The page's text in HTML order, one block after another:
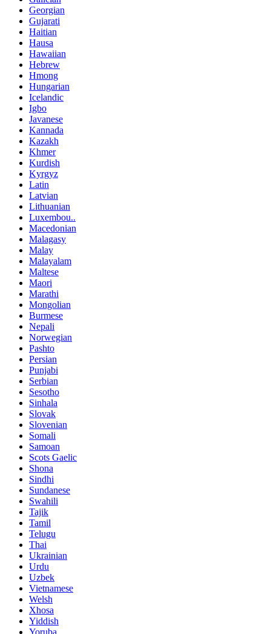
Georgian
Gujarati
Haitian
Hausa
Hawaiian
Hebrew
Hmong
Hungarian
Icelandic
Igbo
Javanese
Kannada
Kazakh
Khmer
Kurdish
Kyrgyz
Latin
Latvian
Lithuanian
Luxembou..
Macedonian
Malagasy
Malay
Malayalam
Maltese
Maori
Marathi
Mongolian
Burmese
Nepali
Norwegian
Pashto
Persian
Punjabi
Serbian
Sesotho
Sinhala
Slovak
Slovenian
Somali
Samoan
Scots Gaelic
Shona
Sindhi
Sundanese
Swahili
Tajik
Tamil
Telugu
Thai
Ukrainian
Urdu
Uzbek
Vietnamese
Welsh
Xhosa
Yiddish
Yoruba